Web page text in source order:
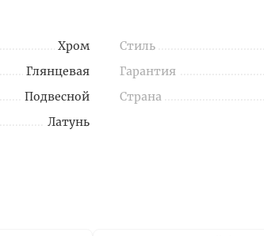
Хром
Глянцевая
Подвесной
Латунь
Стиль
Гарантия
Страна